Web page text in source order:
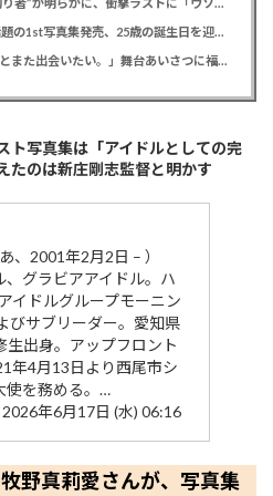
堺雅人 「VIVANT」“最大の裏切り者”が明らかに、衝撃ラストに「ウソでしょ」視聴者悲鳴
GENIC 雨宮翔 “美しすぎる”と話題の1st写真集発売、25歳の誕生日を迎え「より磨きをかけていく」
福原遥 「あの星が降る丘で、君とまた出会いたい。」舞台あいさつに福山雅治がサプライズ登場で歓喜「うれしい」
写真集は「アイドルとしての完
たのは新庄剛志監督と明かす
、2001年2月2日 – ）
、グラビアアイドル。ハ
イドルグループモーニン
びサブリーダー。愛知県
生出身。アップフロント
年4月13日より西尾市シ
使を務める。…
年6月17日 (水) 06:16
野真莉愛さんが、写真集